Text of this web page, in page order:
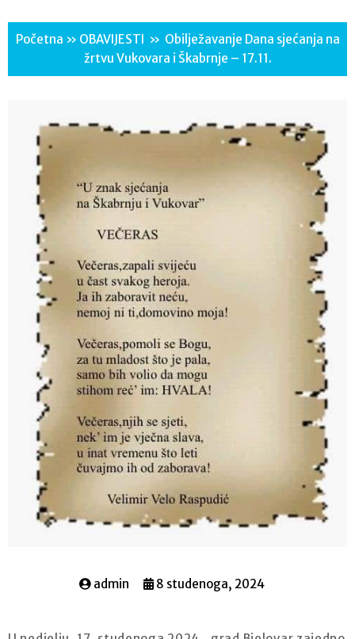
Početna » OBAVIJESTI » Obilježavanje Dana sjećanja na
žrtvu Vukovara i Škabrnje – 17.11.
admin 8 studenoga, 2024